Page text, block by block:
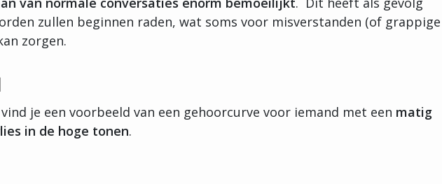
zullen beginnen raden, wat soms voor misverstanden (of grappige
zorgen.
je een voorbeeld van een gehoorcurve voor iemand met een matig
in de hoge tonen.